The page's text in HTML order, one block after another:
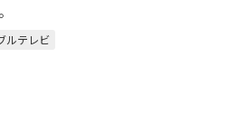
ルテレビ